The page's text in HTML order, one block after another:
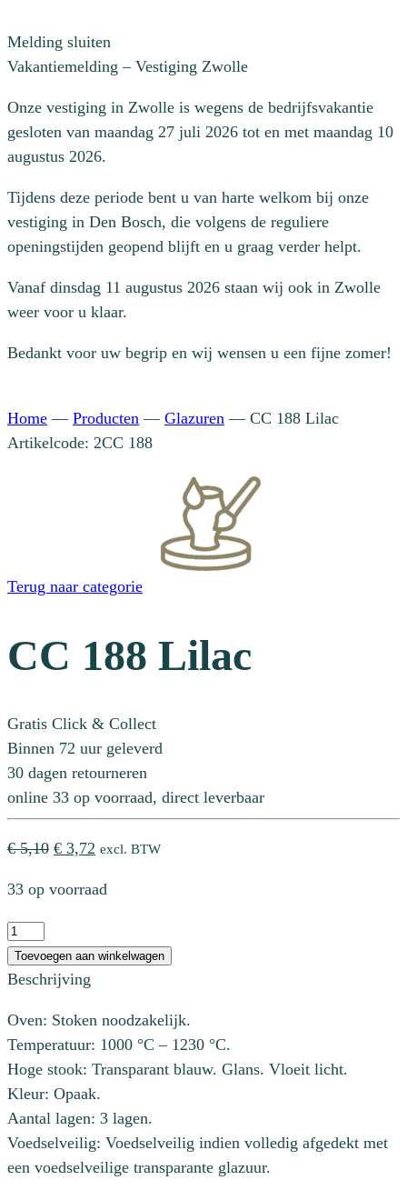
Melding sluiten
Vakantiemelding – Vestiging Zwolle
Onze vestiging in Zwolle is wegens de bedrijfsvakantie
gesloten van maandag 27 juli 2026 tot en met maandag 10
augustus 2026.
Tijdens deze periode bent u van harte welkom bij onze
vestiging in Den Bosch, die volgens de reguliere
openingstijden geopend blijft en u graag verder helpt.
Vanaf dinsdag 11 augustus 2026 staan wij ook in Zwolle
weer voor u klaar.
Bedankt voor uw begrip en wij wensen u een fijne zomer!
Home — Producten — Glazuren — CC 188 Lilac
Artikelcode: 2CC 188
Terug naar categorie
CC 188 Lilac
Gratis Click & Collect
Binnen 72 uur geleverd
30 dagen retourneren
online 33 op voorraad, direct leverbaar
€5,10 Oorspronkelijke
was:
€ 3,72 Huidige
is:
excl. BTW
33 op voorraad
CC
188
Lilac
Toevoegen aan winkelwagen
Beschrijving
Oven: Stoken noodzakelijk.
Temperatuur: 1000 °C – 1230 °C.
Hoge stook: Transparant blauw. Glans. Vloeit licht.
Kleur: Opaak.
Aantal lagen: 3 lagen.
Voedselveilig: Voedselveilig indien volledig afgedekt met
een voedselveilige transparante glazuur.